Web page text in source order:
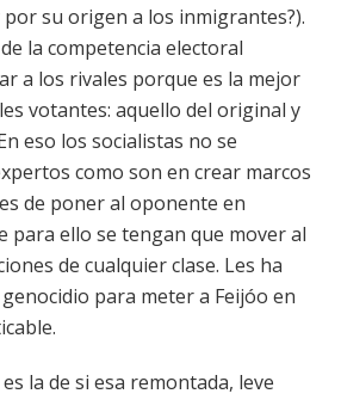
su origen a los inmigrantes?).
la competencia electoral
a los rivales porque es la mejor
votantes: aquello del original y
eso los socialistas no se
como son en crear marcos
de poner al oponente en
para ello se tengan que mover al
de cualquier clase. Les ha
para meter a Feijóo en
la de si esa remontada, leve